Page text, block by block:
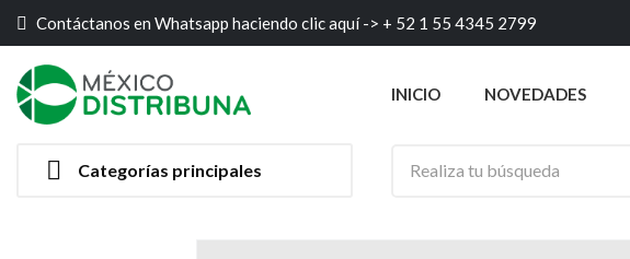
Contáctanos en Whatsapp haciendo clic aquí -> + 52 1 55 4345 2799
INICIO NOVEDADES
 Categorías principales